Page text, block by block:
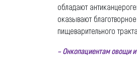
обладают
оказывают
пищеварительного
– Онкопациентам овощи